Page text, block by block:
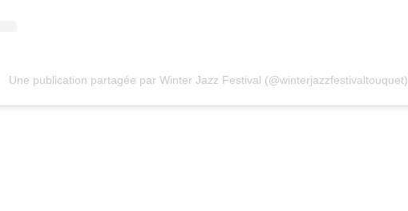
Une publication partagée par Winter Jazz Festival (@winterjazzfestivaltouquet)